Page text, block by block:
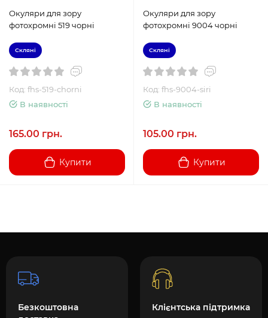
Окуляри для зору
фотохромні 519 чорні
Скляні
Код: fhs-519-chorni
В наявності
165.00 грн.
Купити
Окуляри для зору
фотохромні 9004 чорні
Скляні
Код: fhs-9004-siri
В наявності
105.00 грн.
Купити
Безкоштовна
Клієнтська підтримка